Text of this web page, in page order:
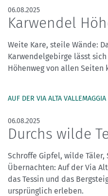
06.08.2025
Karwendel
Weite Kare, steile Wände:
Karwendelgebirge lässt
Höhenweg von allen Seiten
AUF DER VIA ALTA VALLEMAGGIA
06.08.2025
Durchs wilde
Schroffe Gipfel, wilde Täler,
Übernachten: Auf der Via
das Tessin und das
ursprünglich erleben.